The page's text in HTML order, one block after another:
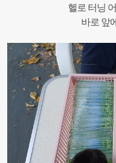
헬로 터닝
바로 앞